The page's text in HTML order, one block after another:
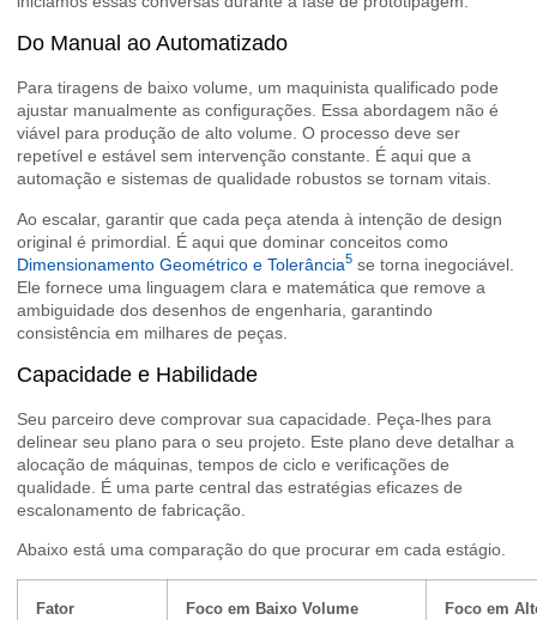
Do Manual ao Automatizado
Para tiragens de baixo volume, um maquinista qualificado pode
ajustar manualmente as configurações. Essa abordagem não é
viável para produção de alto volume. O processo deve ser
repetível e estável sem intervenção constante. É aqui que a
automação e sistemas de qualidade robustos se tornam vitais.
Ao escalar, garantir que cada peça atenda à intenção de design
original é primordial. É aqui que dominar conceitos como
Dimensionamento Geométrico e Tolerância5 se torna inegociável.
Ele fornece uma linguagem clara e matemática que remove a
ambiguidade dos desenhos de engenharia, garantindo
consistência em milhares de peças.
Capacidade e Habilidade
Seu parceiro deve comprovar sua capacidade. Peça-lhes para
delinear seu plano para o seu projeto. Este plano deve detalhar a
alocação de máquinas, tempos de ciclo e verificações de
qualidade. É uma parte central das estratégias eficazes de
escalonamento de fabricação.
Abaixo está uma comparação do que procurar em cada estágio.
Fator Foco em Baixo Volume
Foco em